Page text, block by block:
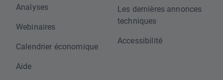
Analyses
Webinaires
Calendrier économique
Aide
Les dernières annonces
techniques
Accessibilité